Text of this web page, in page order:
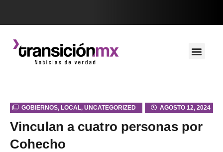
GOBIERNOS, LOCAL, UNCATEGORIZED AGOSTO 12, 2024
Vinculan a cuatro personas por
Cohecho